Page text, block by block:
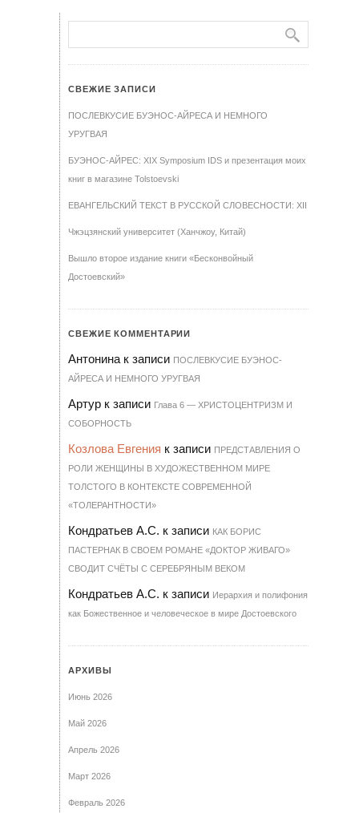
СВЕЖИЕ ЗАПИСИ
ПОСЛЕВКУСИЕ БУЭНОС-АЙРЕСА И НЕМНОГО
УРУГВАЯ
БУЭНОС-АЙРЕС: XIX Symposium IDS и презентация моих
книг в магазине Tolstoevski
ЕВАНГЕЛЬСКИЙ ТЕКСТ В РУССКОЙ СЛОВЕСНОСТИ: XII
Чжэцзянский университет (Ханчжоу, Китай)
Вышло второе издание книги «Бесконвойный
Достоевский»
СВЕЖИЕ КОММЕНТАРИИ
Антонина к записи ПОСЛЕВКУСИЕ БУЭНОС-
АЙРЕСА И НЕМНОГО УРУГВАЯ
Артур к записи Гла­ва 6 — ХРИ­С­ТО­ЦЕН­Т­РИЗМ И
СО­БОР­НОСТЬ
Козлова Евгения к записи ПРЕДСТАВЛЕНИЯ О
РОЛИ ЖЕНЩИНЫ В ХУДОЖЕСТВЕННОМ МИРЕ
ТОЛСТОГО В КОНТЕКСТЕ СОВРЕМЕННОЙ
«ТОЛЕРАНТНОСТИ»
Кондратьев А.С. к записи КАК БОРИС
ПАСТЕРНАК В СВОЕМ РОМАНЕ «ДОКТОР ЖИВАГО»
СВОДИТ СЧЁТЫ С СЕРЕБРЯНЫМ ВЕКОМ
Кондратьев А.С. к записи Иерархия и полифония
как Божественное и человеческое в мире Достоевского
АРХИВЫ
Июнь 2026
Май 2026
Апрель 2026
Март 2026
Февраль 2026